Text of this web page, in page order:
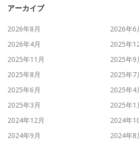
アーカイブ
2026年8月
2026年6
2026年4月
2025年
2025年11月
2025年9
2025年8月
2025年7
2025年6月
2025年4
2025年3月
2025年1
2024年12月
2024年
2024年9月
2024年8